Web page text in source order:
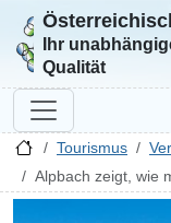
Zur Startseite
Ihr
Qualität
Tourismus
Alpbach zeigt, wie